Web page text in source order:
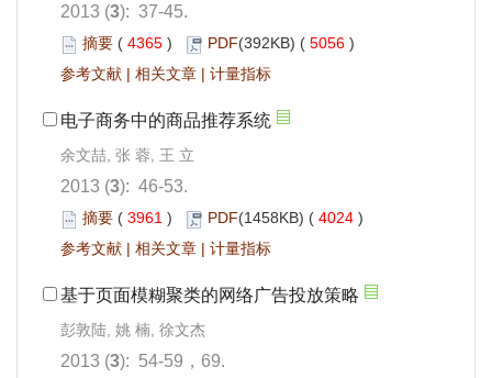
2013 (3): 37-45.
摘要 ( 4365 ) PDF(392KB) ( 5056 )
参考文献 | 相关文章 | 计量指标
电子商务中的商品推荐系统
余文喆, 张 蓉, 王 立
2013 (3): 46-53.
摘要 ( 3961 ) PDF(1458KB) ( 4024 )
参考文献 | 相关文章 | 计量指标
基于页面模糊聚类的网络广告投放策略
彭敦陆, 姚 楠, 徐文杰
2013 (3): 54-59，69.